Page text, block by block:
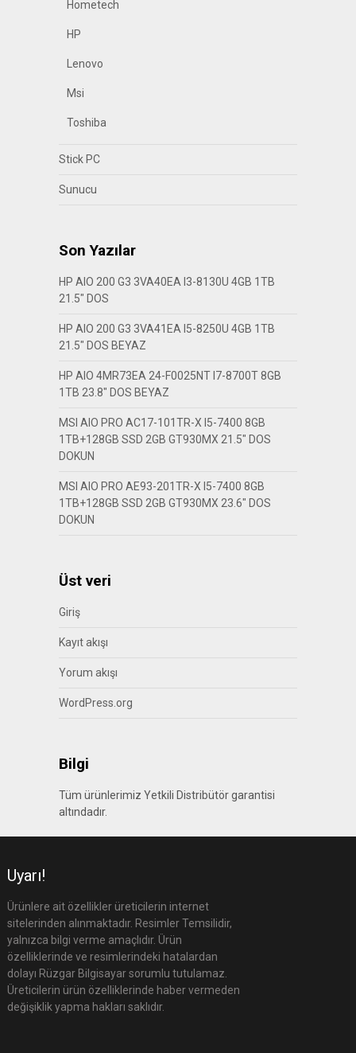
Hometech
HP
Lenovo
Msi
Toshiba
Stick PC
Sunucu
Son Yazılar
HP AIO 200 G3 3VA40EA I3-8130U 4GB 1TB
21.5″ DOS
HP AIO 200 G3 3VA41EA I5-8250U 4GB 1TB
21.5″ DOS BEYAZ
HP AIO 4MR73EA 24-F0025NT I7-8700T 8GB
1TB 23.8″ DOS BEYAZ
MSI AIO PRO AC17-101TR-X I5-7400 8GB
1TB+128GB SSD 2GB GT930MX 21.5″ DOS
DOKUN
MSI AIO PRO AE93-201TR-X I5-7400 8GB
1TB+128GB SSD 2GB GT930MX 23.6″ DOS
DOKUN
Üst veri
Giriş
Kayıt akışı
Yorum akışı
WordPress.org
Bilgi
Tüm ürünlerimiz Yetkili Distribütör garantisi
altındadır.
Uyarı!
Ürünlere ait özellikler üreticilerin internet
sitelerinden alınmaktadır. Resimler Temsilidir,
yalnızca bilgi verme amaçlıdır. Ürün
özelliklerinde ve resimlerindeki hatalardan
dolayı Rüzgar Bilgisayar sorumlu tutulamaz.
Üreticilerin ürün özelliklerinde haber vermeden
değişiklik yapma hakları saklıdır.